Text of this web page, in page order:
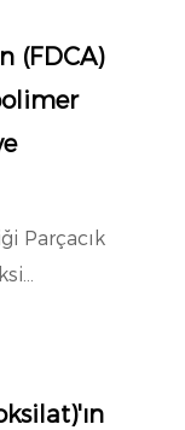
(FDCA)
Parçacık